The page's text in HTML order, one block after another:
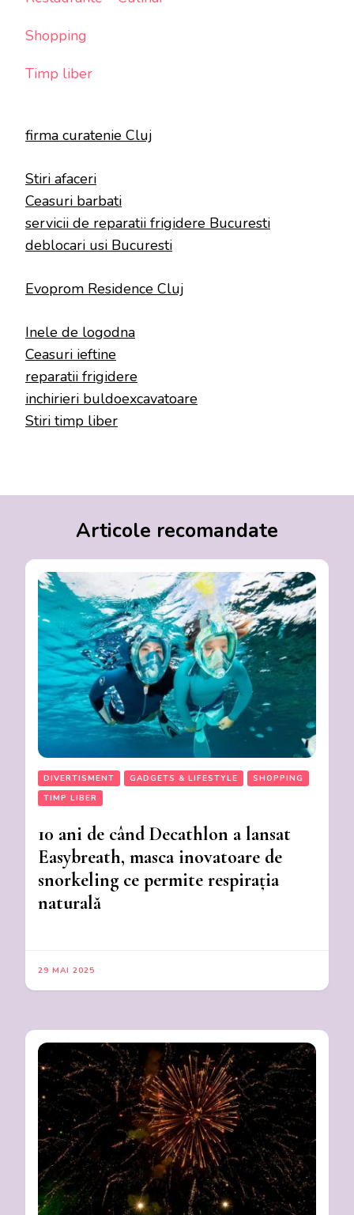
Shopping
Timp liber
firma curatenie Cluj
Stiri afaceri
Ceasuri barbati
servicii de reparatii frigidere Bucuresti
deblocari usi Bucuresti
Evoprom Residence Cluj
Inele de logodna
Ceasuri ieftine
reparatii frigidere
inchirieri buldoexcavatoare
Stiri timp liber
Articole recomandate
DIVERTISMENT GADGETS & LIFESTYLE
SHOPPING
TIMP LIBER
10 ani de când Decathlon a lansat
Easybreath, masca inovatoare de
snorkeling ce permite respirația
naturală
29 MAI 2025